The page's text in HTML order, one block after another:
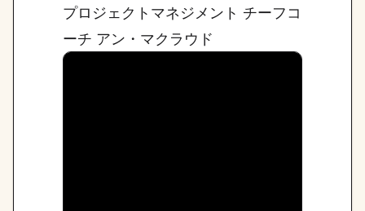
プロジェクトマネジメント チーフコ
ーチ アン・マクラウド